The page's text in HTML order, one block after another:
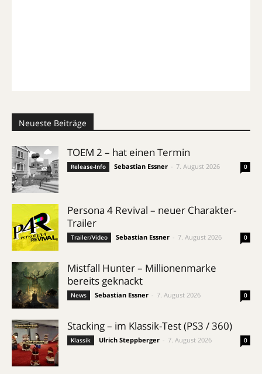
Neueste Beiträge
TOEM 2 – hat einen Termin
Release-Info Sebastian Essner 7. August 2026 0
Persona 4 Revival – neuer Charakter-
Trailer
Trailer/Video Sebastian Essner 7. August 2026 0
Mistfall Hunter – Millionenmarke
bereits geknackt
News Sebastian Essner 7. August 2026 0
Stacking – im Klassik-Test (PS3 / 360)
Klassik Ulrich Steppberger 7. August 2026 0